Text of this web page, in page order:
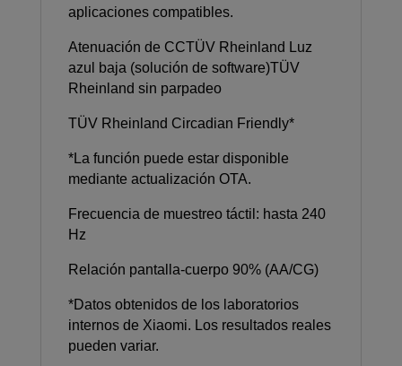
aplicaciones compatibles.
Atenuación de CCTÜV Rheinland Luz
azul baja (solución de software)TÜV
Rheinland sin parpadeo
TÜV Rheinland Circadian Friendly*
*La función puede estar disponible
mediante actualización OTA.
Frecuencia de muestreo táctil: hasta 240
Hz
Relación pantalla-cuerpo 90% (AA/CG)
*Datos obtenidos de los laboratorios
internos de Xiaomi. Los resultados reales
pueden variar.